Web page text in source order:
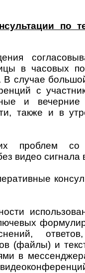
по
в часовых
В случае
с
и
также и в
проблем со
видео
(файлы) и
в